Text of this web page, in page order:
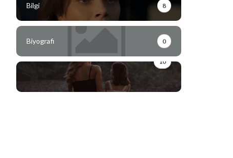
Bilgi 8
Biyografi 0
10